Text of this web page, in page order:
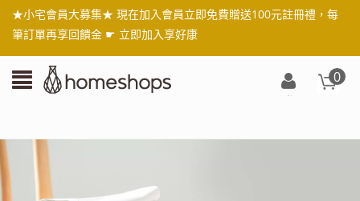
★小宅會員大募集★ 現在加入會員立即免費贈送100元註冊禮，每
筆訂單再享回饋金 ☛ 立即加入享好康
0
註